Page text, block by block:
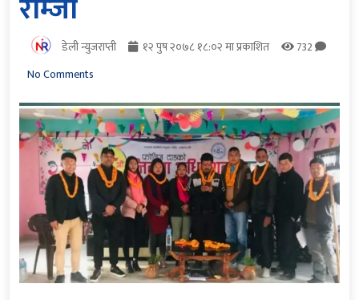
डेली न्युजराप्ती १२ पुष २०७८ १८:०२ मा प्रकाशित
732
No Comments